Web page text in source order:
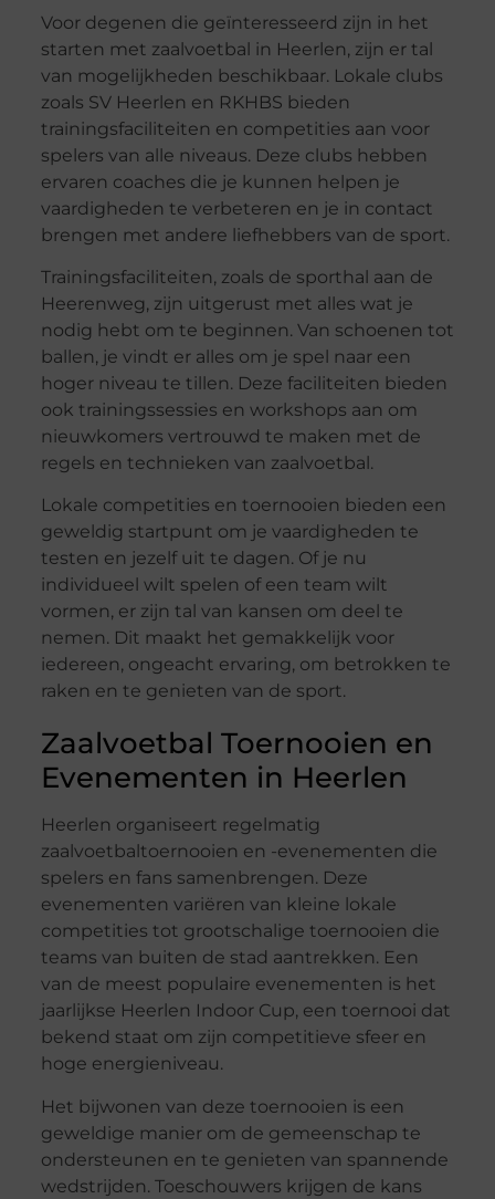
Voor degenen die geïnteresseerd zijn in het
starten met zaalvoetbal in Heerlen, zijn er tal
van mogelijkheden beschikbaar. Lokale clubs
zoals SV Heerlen en RKHBS bieden
trainingsfaciliteiten en competities aan voor
spelers van alle niveaus. Deze clubs hebben
ervaren coaches die je kunnen helpen je
vaardigheden te verbeteren en je in contact
brengen met andere liefhebbers van de sport.
Trainingsfaciliteiten, zoals de sporthal aan de
Heerenweg, zijn uitgerust met alles wat je
nodig hebt om te beginnen. Van schoenen tot
ballen, je vindt er alles om je spel naar een
hoger niveau te tillen. Deze faciliteiten bieden
ook trainingssessies en workshops aan om
nieuwkomers vertrouwd te maken met de
regels en technieken van zaalvoetbal.
Lokale competities en toernooien bieden een
geweldig startpunt om je vaardigheden te
testen en jezelf uit te dagen. Of je nu
individueel wilt spelen of een team wilt
vormen, er zijn tal van kansen om deel te
nemen. Dit maakt het gemakkelijk voor
iedereen, ongeacht ervaring, om betrokken te
raken en te genieten van de sport.
Zaalvoetbal Toernooien en
Evenementen in Heerlen
Heerlen organiseert regelmatig
zaalvoetbaltoernooien en -evenementen die
spelers en fans samenbrengen. Deze
evenementen variëren van kleine lokale
competities tot grootschalige toernooien die
teams van buiten de stad aantrekken. Een
van de meest populaire evenementen is het
jaarlijkse Heerlen Indoor Cup, een toernooi dat
bekend staat om zijn competitieve sfeer en
hoge energieniveau.
Het bijwonen van deze toernooien is een
geweldige manier om de gemeenschap te
ondersteunen en te genieten van spannende
wedstrijden. Toeschouwers krijgen de kans